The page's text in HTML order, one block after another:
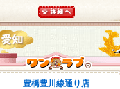
豊橋豊川線通り店